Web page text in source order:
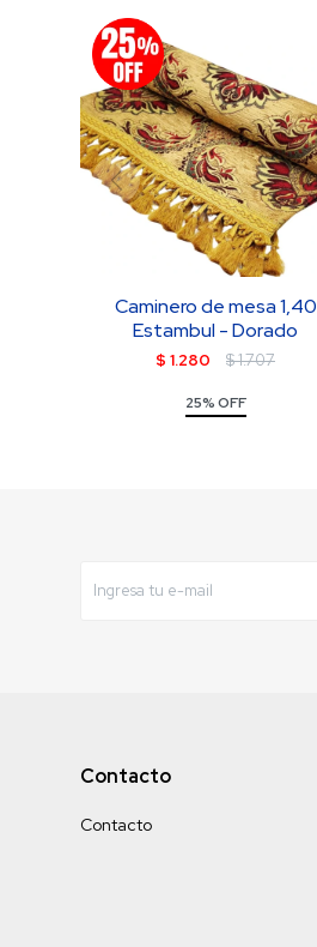
Caminero de mesa 1,40
Estambul - Dorado
$ 1.280 $1.707
25% OFF
Contacto
Contacto